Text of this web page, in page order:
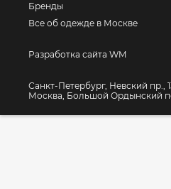
Бренды
Все об одежде в Москве
Разработка сайта WM
Санкт-Петербург, Невский пр.,
Москва, Большой Ордынский